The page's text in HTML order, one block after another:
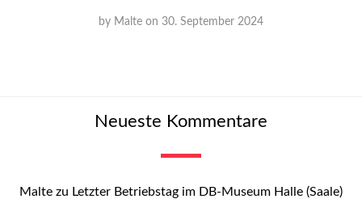
by Malte on 30. September 2024
Neueste Kommentare
Malte zu Letzter Betriebstag im DB-Museum Halle (Saale)